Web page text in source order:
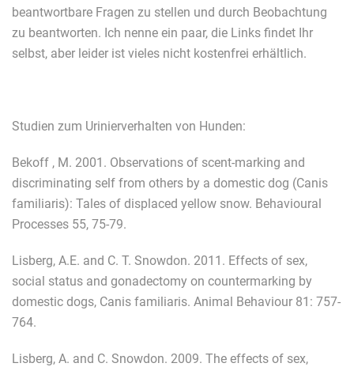
beantwortbare Fragen zu stellen und durch Beobachtung
zu beantworten. Ich nenne ein paar, die Links findet Ihr
selbst, aber leider ist vieles nicht kostenfrei erhältlich.
Studien zum Urinierverhalten von Hunden:
Bekoff , M. 2001. Observations of scent-marking and
discriminating self from others by a domestic dog (Canis
familiaris): Tales of displaced yellow snow. Behavioural
Processes 55, 75-79.
Lisberg, A.E. and C. T. Snowdon. 2011. Effects of sex,
social status and gonadectomy on countermarking by
domestic dogs, Canis familiaris. Animal Behaviour 81: 757-
764.
Lisberg, A. and C. Snowdon. 2009. The effects of sex,